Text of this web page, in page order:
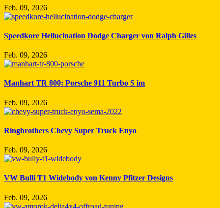
Feb. 09, 2026
Speedkore Hellucination Dodge Charger von Ralph Gilles
Feb. 09, 2026
Manhart TR 800: Porsche 911 Turbo S im
Feb. 09, 2026
Ringbrothers Chevy Super Truck Enyo
Feb. 09, 2026
VW Bulli T1 Widebody von Kenny Pfitzer Designs
Feb. 09, 2026